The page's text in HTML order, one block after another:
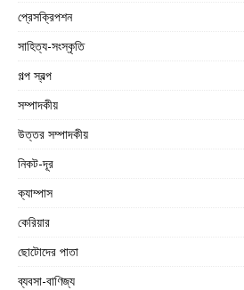
প্রেসক্রিপশন
সাহিত্য-সংস্কৃতি
গল্প স্বল্প
সম্পাদকীয়
উত্তর সম্পাদকীয়
নিকট-দূর
ক্যাম্পাস
কেরিয়ার
ছোটোদের পাতা
ব্যবসা-বাণিজ্য